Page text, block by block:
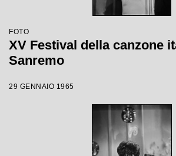
FOTO
XV Festival della canzone
Sanremo
29 GENNAIO 1965